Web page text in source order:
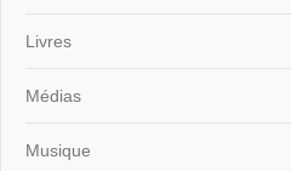
Livres
Médias
Musique